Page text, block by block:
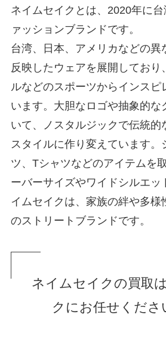
ネイムセイクとは、2020年に
ァッションブランドです。
台湾、日本、アメリカなどの異
反映したウェアを展開しており
ルなどのスポーツからインスピ
います。大胆なロゴや抽象的な
いて、ノスタルジックで伝統的
スタイルに作り変えています。
ツ、Tシャツなどのアイテムを
ーバーサイズやワイドシルエッ
イムセイクは、家族の絆や多様
のストリートブランドです。
ネイムセイクの買取
クにお任せくださ